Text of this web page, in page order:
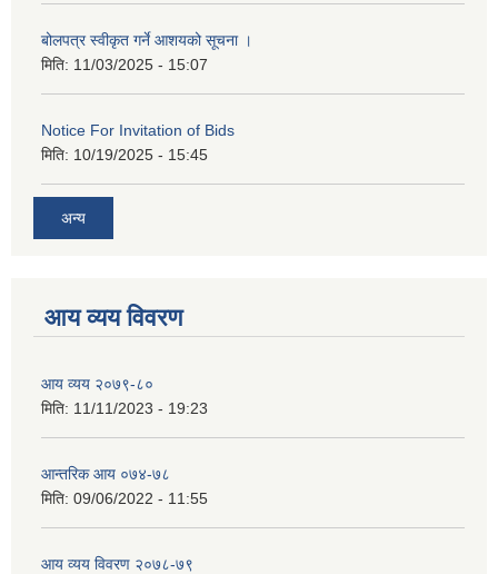
बोलपत्र स्वीकृत गर्ने आशयको सूचना ।
मिति: 11/03/2025 - 15:07
Notice For Invitation of Bids
मिति: 10/19/2025 - 15:45
अन्य
आय व्यय विवरण
आय व्यय २०७९-८०
मिति: 11/11/2023 - 19:23
आन्तरिक आय ०७४-७८
मिति: 09/06/2022 - 11:55
आय व्यय विवरण २०७८-७९